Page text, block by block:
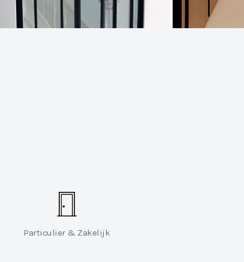
Particulier & Zakelijk